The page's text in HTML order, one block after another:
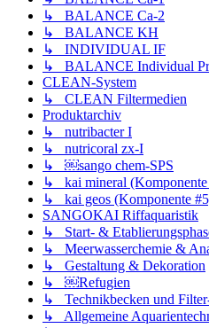
↳ BALANCE Ca-2
↳ BALANCE KH
↳ INDIVIDUAL IF
↳ BALANCE Individual
CLEAN-System
↳ CLEAN Filtermedien
Produktarchiv
↳ nutribacter I
↳ nutricoral zx-I
↳ ￼sango chem-SPS
↳ kai mineral (Komponente
↳ kai geos (Komponente
SANGOKAI Riffaquaristik
↳ Start- &
↳ Meerwasserchemie &
↳ Gestaltung & Dekoration
↳ ￼Refugien
↳ Technikbecken und
↳ Allgemeine